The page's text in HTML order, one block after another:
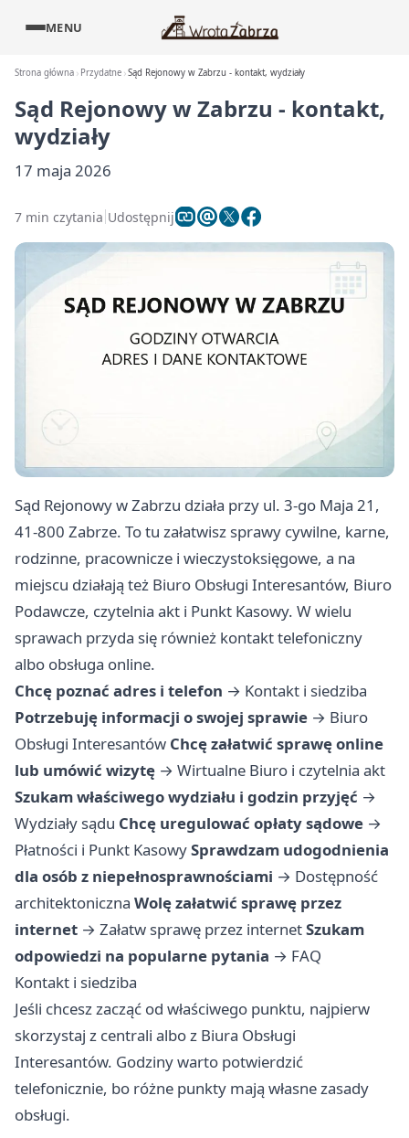
MENU
Strona główna Przydatne Sąd Rejonowy w Zabrzu - kontakt, wydziały
Sąd Rejonowy w Zabrzu - kontakt,
wydziały
17 maja 2026
7 min czytania Udostępnij
Sąd Rejonowy w Zabrzu działa przy ul. 3-go Maja 21,
41-800 Zabrze. To tu załatwisz sprawy cywilne, karne,
rodzinne, pracownicze i wieczystoksięgowe, a na
miejscu działają też Biuro Obsługi Interesantów, Biuro
Podawcze, czytelnia akt i Punkt Kasowy. W wielu
sprawach przyda się również kontakt telefoniczny
albo obsługa online.
Chcę poznać adres i telefon → Kontakt i siedziba
Potrzebuję informacji o swojej sprawie → Biuro
Obsługi Interesantów Chcę załatwić sprawę online
lub umówić wizytę → Wirtualne Biuro i czytelnia akt
Szukam właściwego wydziału i godzin przyjęć →
Wydziały sądu Chcę uregulować opłaty sądowe →
Płatności i Punkt KasowySprawdzam udogodnienia
dla osób z niepełnosprawnościami → Dostępność
architektoniczna Wolę załatwić sprawę przez
internet → Załatw sprawę przez internetSzukam
odpowiedzi na popularne pytania → FAQ
Kontakt i siedziba
Jeśli chcesz zacząć od właściwego punktu, najpierw
skorzystaj z centrali albo z Biura Obsługi
Interesantów. Godziny warto potwierdzić
telefonicznie, bo różne punkty mają własne zasady
obsługi.